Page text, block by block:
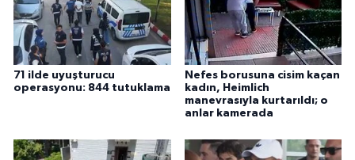
71 ilde uyuşturucu
operasyonu: 844 tutuklama
Nefes borusuna cisim kaçan
kadın, Heimlich
manevrasıyla kurtarıldı; o
anlar kamerada